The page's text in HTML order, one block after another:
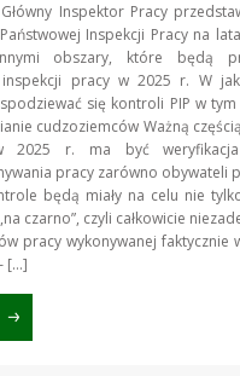
Inspektor Pracy
Inspekcji Pracy na
obszary, które będą
inspekcji pracy w 2025 r. W
się kontroli PIP w tym
cudzoziemców Ważną
2025 r. ma być weryfikacja
pracy zarówno obywateli
będą miały na celu nie
czarno”, czyli całkowicie
pracy wykonywanej faktycznie
[…]